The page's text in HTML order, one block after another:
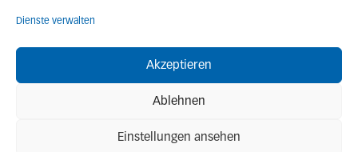
Dienste verwalten
Akzeptieren
Ablehnen
Einstellungen ansehen
Jetzt für unseren Newsletter